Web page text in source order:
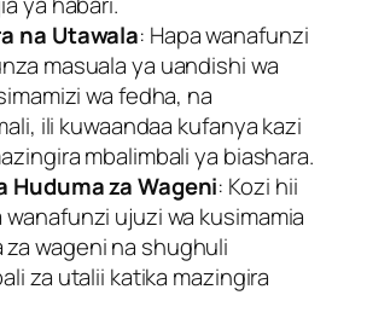
na Utawala: Hapa wanafunzi
masuala ya uandishi wa
wa fedha, na
ili kuwaandaa kufanya kazi
mbalimbali ya biashara.
Huduma za Wageni: Kozi hii
wanafunzi ujuzi wa kusimamia
za wageni na shughuli
za utalii katika mazingira